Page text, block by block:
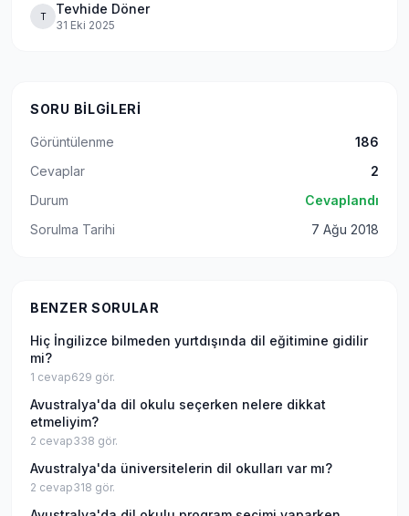
T Tevhide Döner
31 Eki 2025
SORU BILGILERI
Görüntülenme
186
Cevaplar
2
Durum
Cevaplandı
Sorulma Tarihi
7 Ağu 2018
BENZER SORULAR
Hiç İngilizce bilmeden yurtdışında dil eğitimine gidilir
mi?
1 cevap629 gör.
Avustralya'da dil okulu seçerken nelere dikkat
etmeliyim?
2 cevap338 gör.
Avustralya'da üniversitelerin dil okulları var mı?
2 cevap318 gör.